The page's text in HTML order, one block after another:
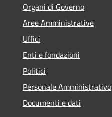
Organi di Governo
Aree Amministrative
Uffici
Enti e fondazioni
Politici
Personale Amministrativo
Documenti e dati